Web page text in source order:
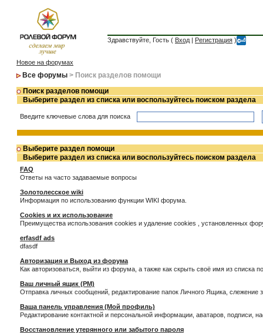
Здравствуйте, Гость ( Вход | Регистрация )
Новое на форумах
Все форумы > Поиск разделов помощи
Поиск разделов помощи
Выберите раздел из списка или воспользуйтесь поиском раздела
Введите ключевые слова для поиска
Выберите раздел помощи
Выберите раздел из списка или воспользуйтесь поиском раздела
FAQ
Ответы на часто задаваемые вопросы
Золотолесское wiki
Информация по использованию функции WIKI форума.
Cookies и их использование
Преимущества использования cookies и удаление cookies , установленных
erfasdf ads
dfasdf
Авторизация и Выход из форума
Как авторизоваться, выйти из форума, а также как скрыть своё имя из списка
Ваш личный ящик (PM)
Отправка личных сообщений, редактирование папок Личного Ящика,
Ваша панель управления (Мой профиль)
Редактирование контактной и персональной информации, аватаров,
Восстановление утерянного или забытого пароля